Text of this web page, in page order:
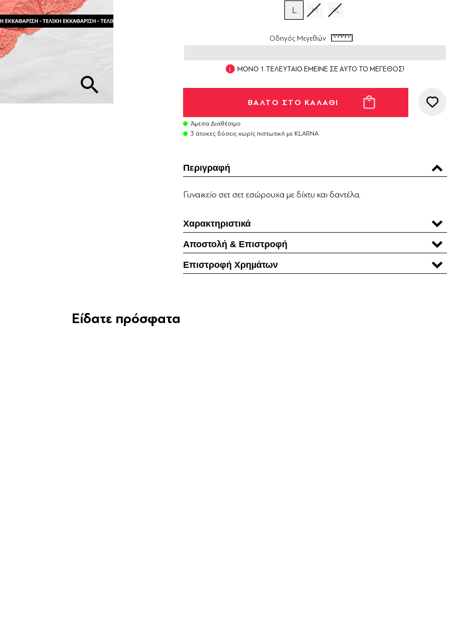
L M XL
Οδηγός Μεγεθών
ΜΟΝΟ 1 ΤΕΛΕΥΤΑΙΟ ΕΜΕΙΝΕ ΣΕ ΑΥΤΟ ΤΟ ΜΕΓΕΘΟΣ!
Άμεσα Διαθέσιμο
3 άτοκες δόσεις χωρίς πιστωτική με KLARNA
Περιγραφή
Γυναικείο σετ σετ εσώρουχα με δίχτυ και δαντέλα.
Χαρακτηριστικά
Αποστολή & Επιστροφή
Επιστροφή Χρηµάτων
Είδατε πρόσφατα